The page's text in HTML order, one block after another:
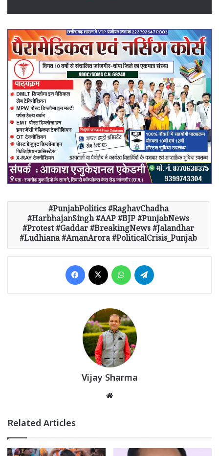
PunjabPolitics #RaghavChadha
#HarbhajanSingh #AAP #BJP #PunjabNews
#Protest #Gaddar #BreakingNews #Jalandhar
#Ludhiana #AmanArora #PoliticalCrisis_Punjab
Facebook WhatsApp
Vijay Sharma
Related Articles